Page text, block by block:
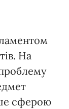
На
сферою